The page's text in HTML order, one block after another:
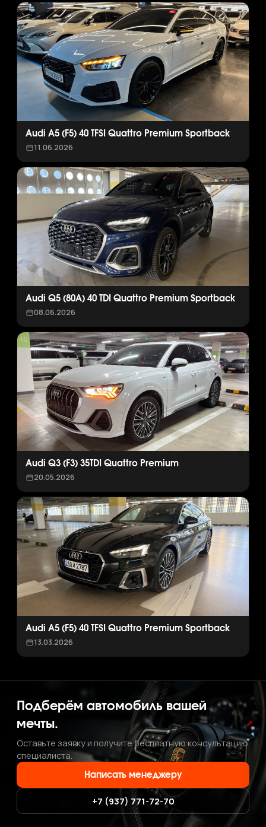
Audi A5 (F5) 40 TFSI Quattro Premium Sportback
11.06.2026
Audi Q5 (80A) 40 TDI Quattro Premium Sportback
08.06.2026
Audi Q3 (F3) 35TDI Quattro Premium
20.05.2026
Audi A5 (F5) 40 TFSI Quattro Premium Sportback
13.03.2026
Подберём автомобиль вашей
мечты.
Оставьте заявку и получите бесплатную консультацию
специалиста.
Написать менеджеру
+7 (937) 771-72-70